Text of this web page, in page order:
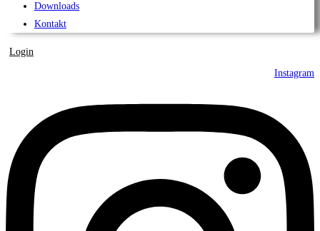
Downloads
Kontakt
Login
Instagram